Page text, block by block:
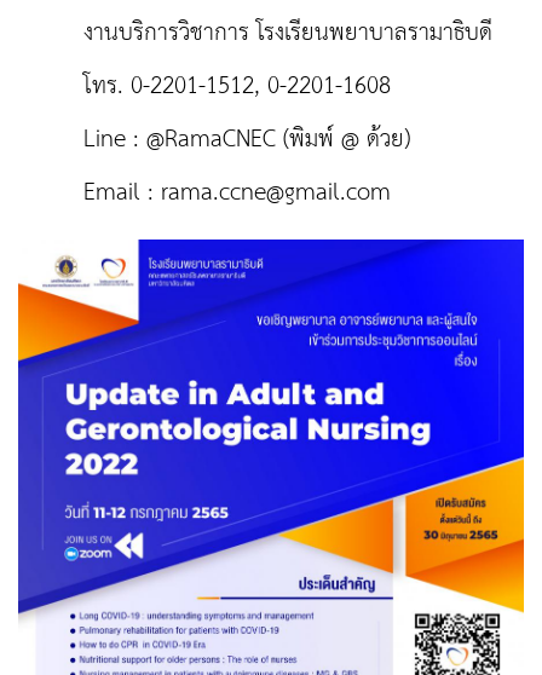
งานบริการวิชาการ โรงเรียนพยาบาลรามาธิบดี
โทร. 0-2201-1512, 0-2201-1608
Line : @RamaCNEC (พิมพ์ @ ด้วย)
Email : rama.ccne@gmail.com